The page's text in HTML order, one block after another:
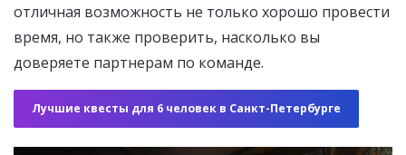
отличная возможность не только хорошо провести
время, но также проверить, насколько вы
доверяете партнерам по команде.
Лучшие квесты для 6 человек в Санкт-Петербурге